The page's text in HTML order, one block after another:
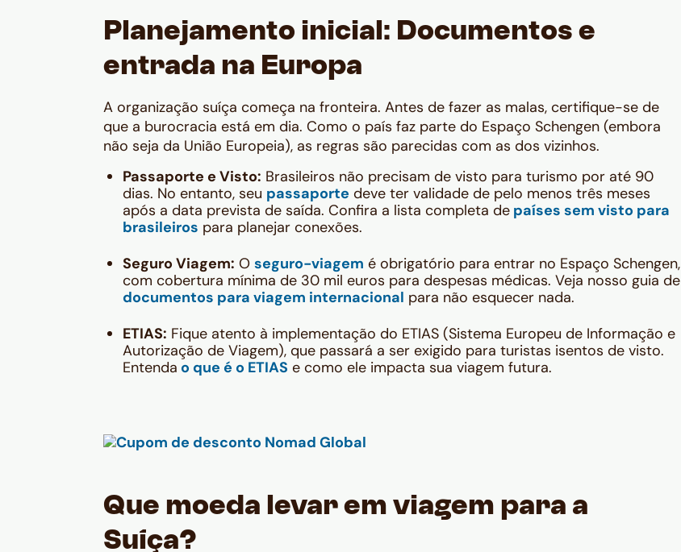
Planejamento inicial: Documentos e
entrada na Europa
A organização suíça começa na fronteira. Antes de fazer as malas, certifique-se de
que a burocracia está em dia. Como o país faz parte do Espaço Schengen (embora
não seja da União Europeia), as regras são parecidas com as dos vizinhos.
Passaporte e Visto: Brasileiros não precisam de visto para turismo por até 90
dias. No entanto, seu passaporte deve ter validade de pelo menos três meses
após a data prevista de saída. Confira a lista completa de países sem visto para
brasileiros para planejar conexões.
Seguro Viagem: O seguro-viagem é obrigatório para entrar no Espaço Schengen,
com cobertura mínima de 30 mil euros para despesas médicas. Veja nosso guia de
documentos para viagem internacional para não esquecer nada.
ETIAS: Fique atento à implementação do ETIAS (Sistema Europeu de Informação e
Autorização de Viagem), que passará a ser exigido para turistas isentos de visto.
Entenda o que é o ETIAS e como ele impacta sua viagem futura.
Que moeda levar em viagem para a
Suíça?